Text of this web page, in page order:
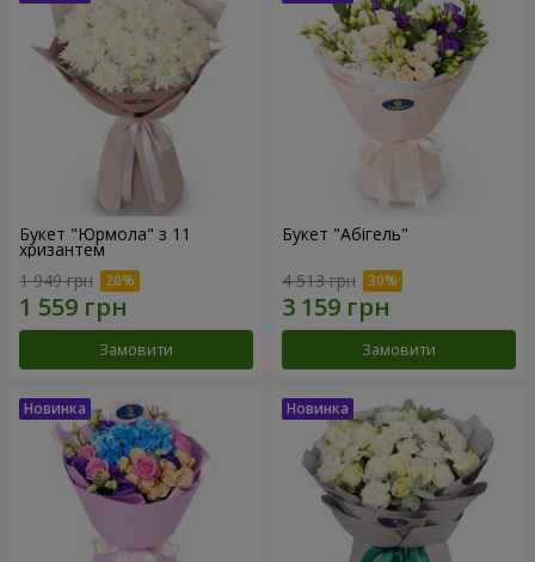
Букет "Юрмола" з 11
хризантем
1 949 грн
Замовити
Букет "Абігель"
4 513 грн
Замовити